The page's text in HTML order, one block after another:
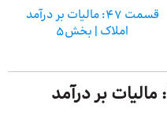
قسمت 47: مالیات بر درآمد
املاک | بخش5
قسمت 46: مالیات بر درآمد